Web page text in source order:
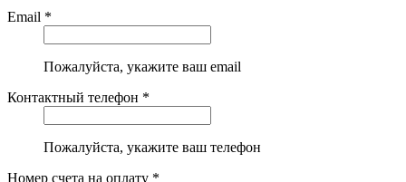
Email *
Пожалуйста, укажите ваш email
Контактный телефон *
Пожалуйста, укажите ваш телефон
Номер счета на оплату *